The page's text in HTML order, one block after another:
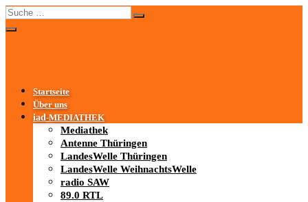
Startseite
Über uns
iad-MEDIATHEK
Mediathek
Antenne Thüringen
LandesWelle Thüringen
LandesWelle WeihnachtsWelle
radio SAW
89.0 RTL